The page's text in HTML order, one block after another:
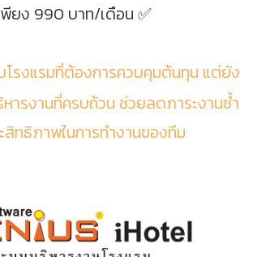
ยง 990 บาท/เดือน ✅
โรงแรมที่ต้องการควบคุมต้นทุน แต่ยัง
ารงานที่ครบถ้วน ช่วยลดภาระงานซ้ำ
สิทธิภาพในการทำงานของทีม